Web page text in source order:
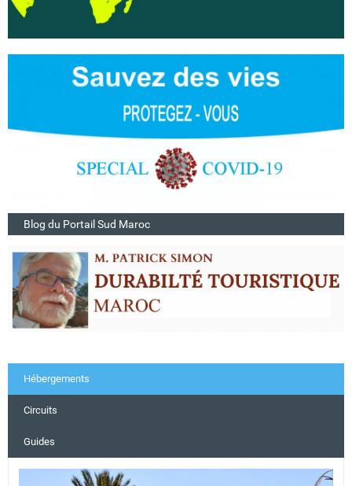
Blog du Portail Sud Maroc
Hébergements
Circuits
Guides